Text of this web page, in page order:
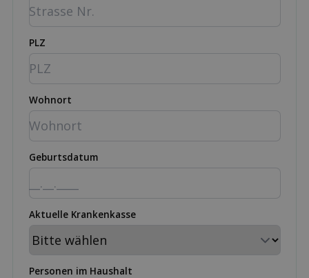
PLZ
Wohnort
Geburtsdatum
Aktuelle Krankenkasse
Personen im Haushalt